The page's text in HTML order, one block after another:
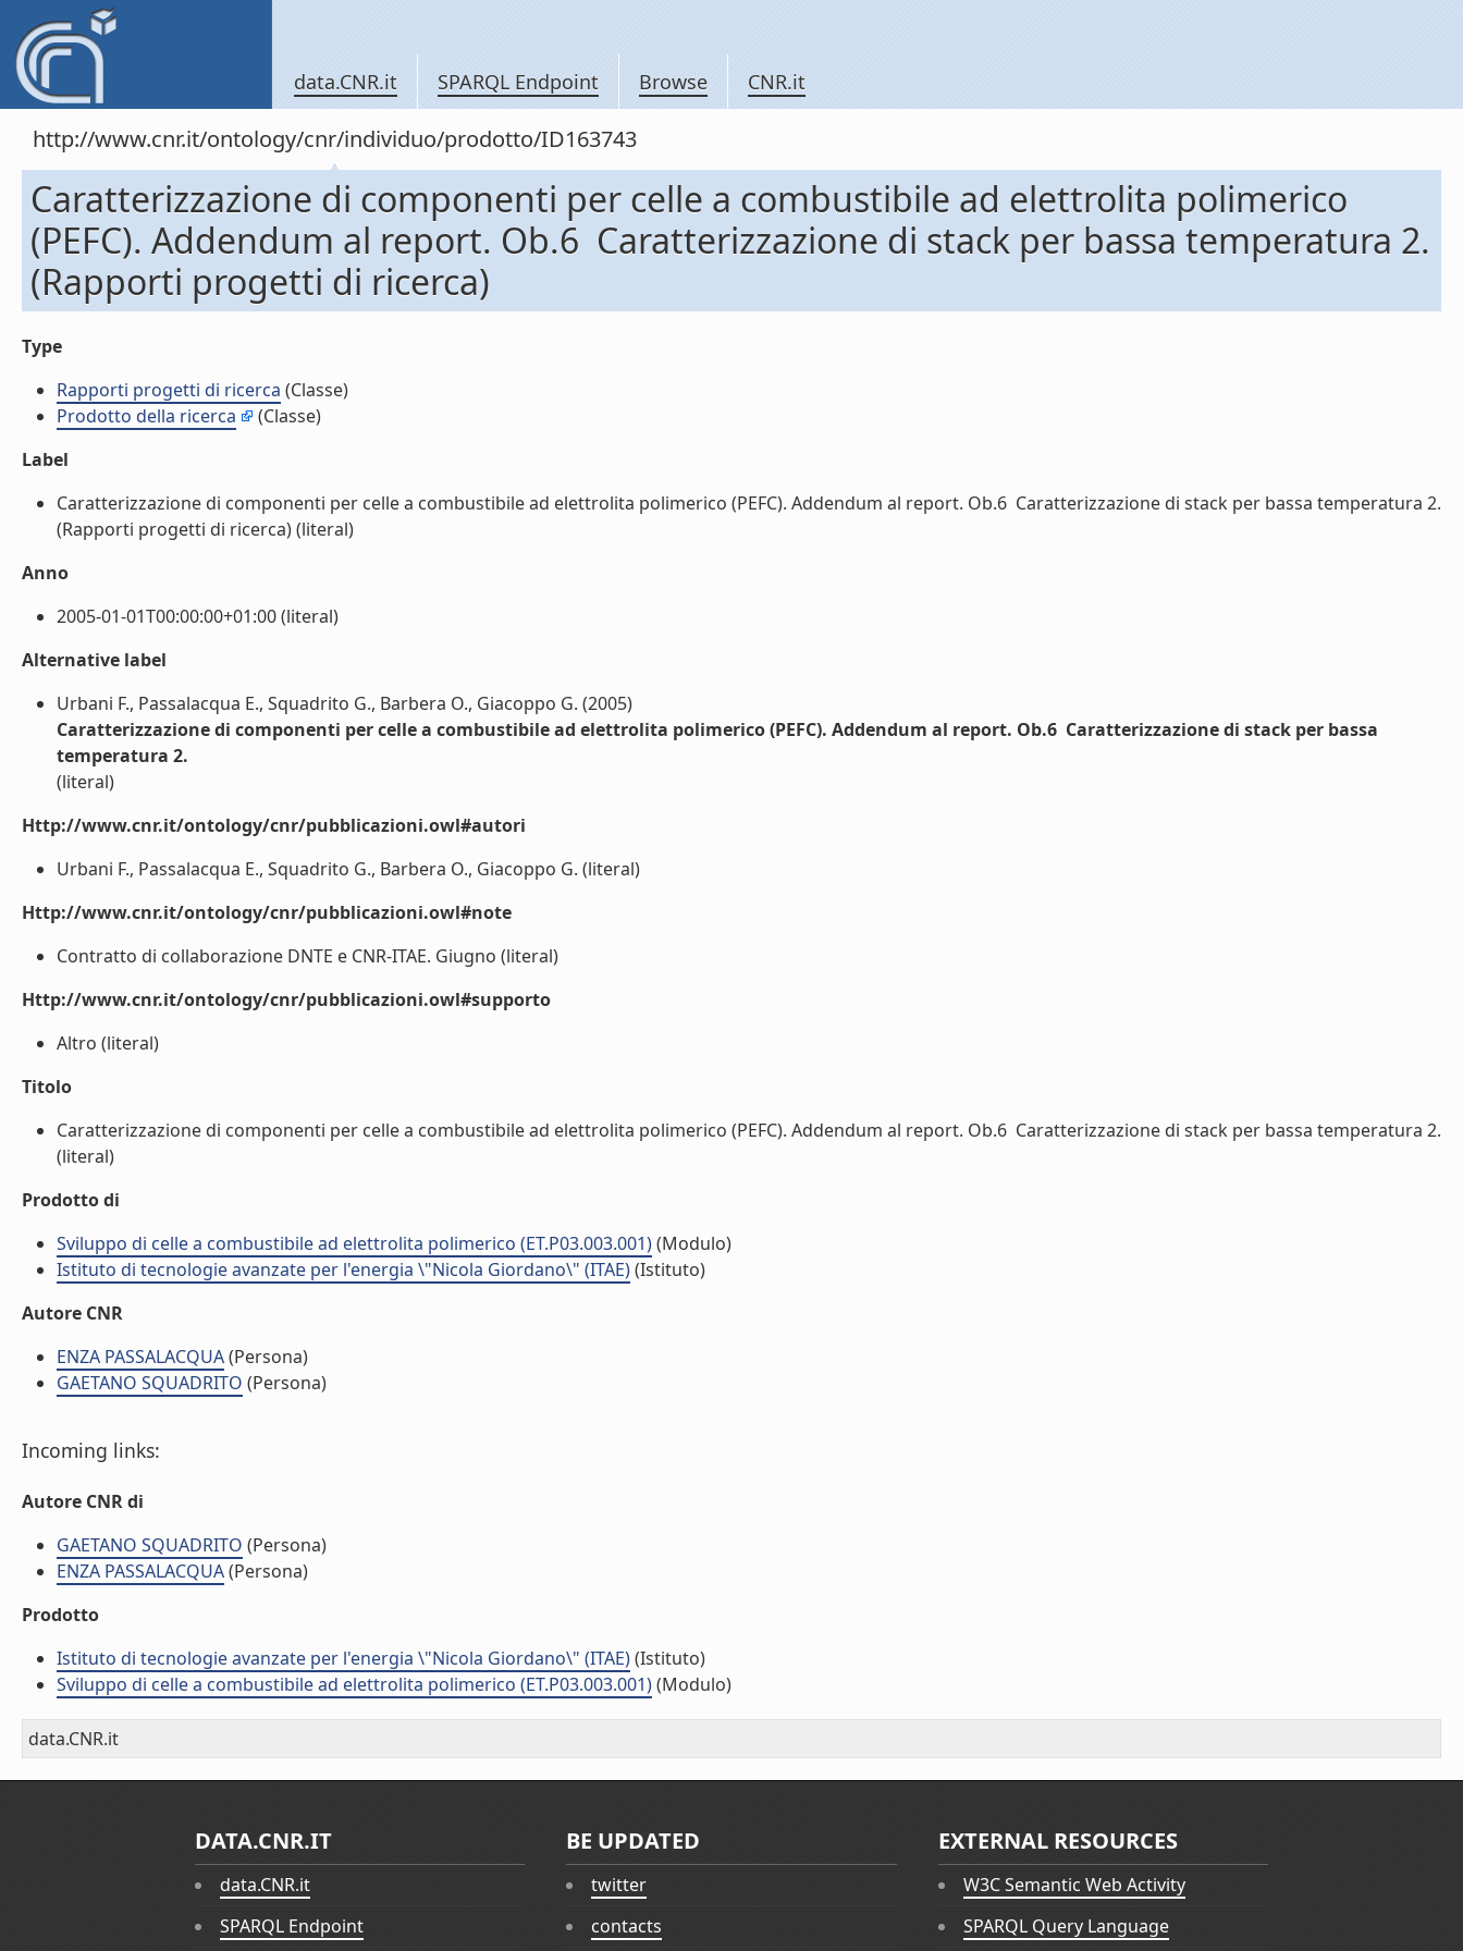
data.CNR.it SPARQL Endpoint Browse CNR.it
http://www.cnr.it/ontology/cnr/individuo/prodotto/ID163743
Caratterizzazione di componenti per celle a combustibile ad elettrolita polimerico
(PEFC). Addendum al report. Ob.6  Caratterizzazione di stack per bassa temperatura 2.
(Rapporti progetti di ricerca)
Type
Rapporti progetti di ricerca (Classe)
Prodotto della ricerca
(Classe)
Label
Caratterizzazione di componenti per celle a combustibile ad elettrolita polimerico (PEFC). Addendum al report. Ob.6  Caratterizzazione di stack per bassa temperatura 2.
(Rapporti progetti di ricerca) (literal)
Anno
2005-01-01T00:00:00+01:00 (literal)
Alternative label
Urbani F., Passalacqua E., Squadrito G., Barbera O., Giacoppo G. (2005)
Caratterizzazione di componenti per celle a combustibile ad elettrolita polimerico (PEFC). Addendum al report. Ob.6  Caratterizzazione di stack per bassa
temperatura 2.
(literal)
Http://www.cnr.it/ontology/cnr/pubblicazioni.owl#autori
Urbani F., Passalacqua E., Squadrito G., Barbera O., Giacoppo G. (literal)
Http://www.cnr.it/ontology/cnr/pubblicazioni.owl#note
Contratto di collaborazione DNTE e CNR-ITAE. Giugno (literal)
Http://www.cnr.it/ontology/cnr/pubblicazioni.owl#supporto
Altro (literal)
Titolo
Caratterizzazione di componenti per celle a combustibile ad elettrolita polimerico (PEFC). Addendum al report. Ob.6  Caratterizzazione di stack per bassa temperatura 2.
(literal)
Prodotto di
Sviluppo di celle a combustibile ad elettrolita polimerico (ET.P03.003.001)(Modulo)
Istituto di tecnologie avanzate per l'energia \"Nicola Giordano\" (ITAE)(Istituto)
Autore CNR
ENZA PASSALACQUA(Persona)
GAETANO SQUADRITO (Persona)
Incoming links:
Autore CNR di
GAETANO SQUADRITO (Persona)
ENZA PASSALACQUA(Persona)
Prodotto
Istituto di tecnologie avanzate per l'energia \"Nicola Giordano\" (ITAE)(Istituto)
Sviluppo di celle a combustibile ad elettrolita polimerico (ET.P03.003.001)(Modulo)
data.CNR.it
DATA.CNR.IT
data.CNR.it
SPARQL Endpoint
BE UPDATED
twitter
contacts
EXTERNAL RESOURCES
W3C Semantic Web Activity
SPARQL Query Language